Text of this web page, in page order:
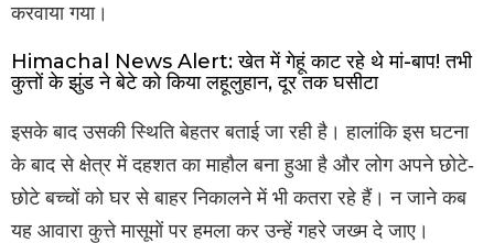
करवाया गया।
Himachal News Alert: खेत में गेहूं काट रहे थे मां-बाप! तभी
कुत्तों के झुंड ने बेटे को किया लहूलुहान, दूर तक घसीटा
इसके बाद उसकी स्थिति बेहतर बताई जा रही है। हालांकि इस घटना
के बाद से क्षेत्र में दहशत का माहौल बना हुआ है और लोग अपने छोटे-
छोटे बच्चों को घर से बाहर निकालने में भी कतरा रहे हैं। न जाने कब
यह आवारा कुत्ते मासूमों पर हमला कर उन्हें गहरे जख्म दे जाए।